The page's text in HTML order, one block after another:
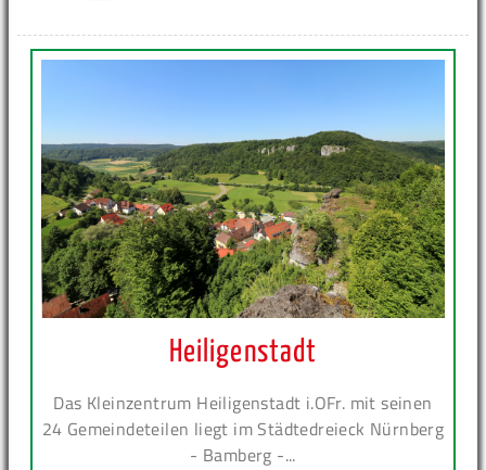
Heiligenstadt
Das Kleinzentrum Heiligenstadt i.OFr. mit seinen
24 Gemeindeteilen liegt im Städtedreieck Nürnberg
- Bamberg -...